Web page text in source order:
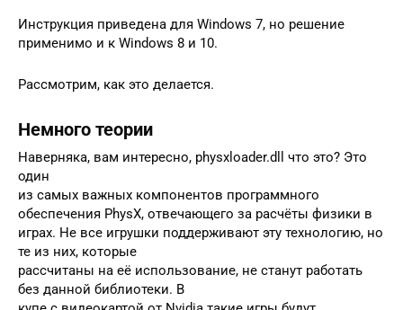
Инструкция приведена для Windows 7, но решение
применимо и к Windows 8 и 10.
Рассмотрим, как это делается.
Немного теории
Наверняка, вам интересно, physxloader.dll что это? Это
один
из самых важных компонентов программного
обеспечения PhysX, отвечающего за расчёты физики в
играх. Не все игрушки поддерживают эту технологию, но
те из них, которые
рассчитаны на её использование, не станут работать
без данной библиотеки. В